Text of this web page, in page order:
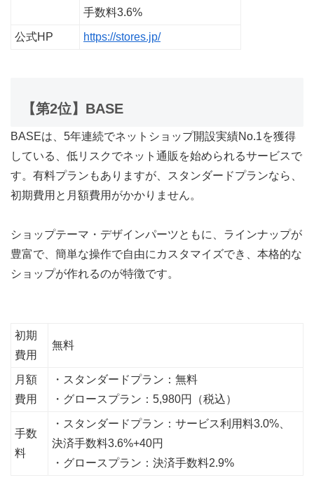
手数料3.6%
公式HP https://stores.jp/
【第2位】BASE
BASEは、5年連続でネットショップ開設実績No.1を獲得
している、低リスクでネット通販を始められるサービスで
す。有料プランもありますが、スタンダードプランなら、
初期費用と月額費用がかかりません。
ショップテーマ・デザインパーツともに、ラインナップが
豊富で、簡単な操作で自由にカスタマイズでき、本格的な
ショップが作れるのが特徴です。
初期
費用
無料
月額
費用
・スタンダードプラン：無料
・グロースプラン：5,980円（税込）
手数
料
・スタンダードプラン：サービス利用料3.0%、
決済手数料3.6%+40円
・グロースプラン：決済手数料2.9%